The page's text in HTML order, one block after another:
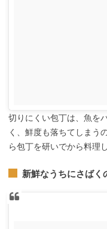
切りにくい包丁は、魚を
く、鮮度も落ちてしまう
ら包丁を研いでから料理
新鮮なうちにさばく